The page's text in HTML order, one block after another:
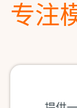
专注